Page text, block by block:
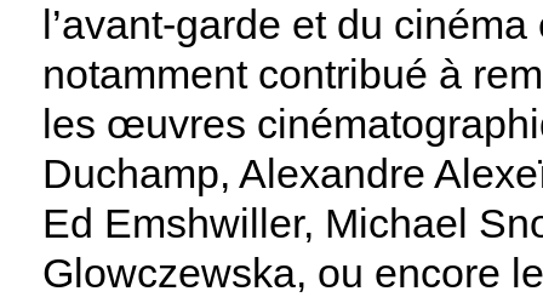
l’avant-garde et du
notamment contribué à
les œuvres
Duchamp, Alexandre
Ed Emshwiller, Michael
Glowczewska, ou encore